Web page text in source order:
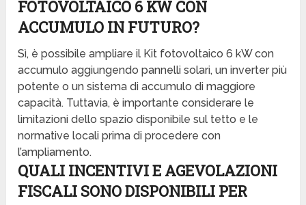
FOTOVOLTAICO 6 KW CON
ACCUMULO IN FUTURO?
Sì, è possibile ampliare il Kit fotovoltaico 6 kW con
accumulo aggiungendo pannelli solari, un inverter più
potente o un sistema di accumulo di maggiore
capacità. Tuttavia, è importante considerare le
limitazioni dello spazio disponibile sul tetto e le
normative locali prima di procedere con
l’ampliamento.
QUALI INCENTIVI E AGEVOLAZIONI
FISCALI SONO DISPONIBILI PER